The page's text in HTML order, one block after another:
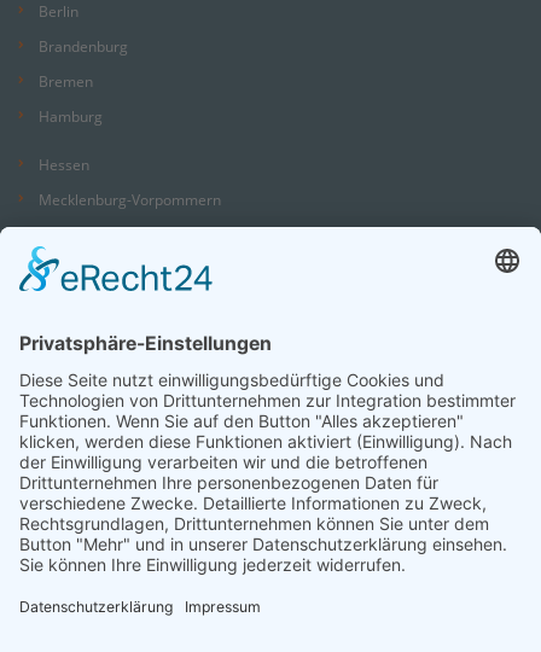
Berlin
Brandenburg
Bremen
Hamburg
Hessen
Mecklenburg-Vorpommern
Nordrhein-Westfalen
Saarland
Sachsen
Sachsen-Anhalt
Schleswig-Holstein
Thüringen